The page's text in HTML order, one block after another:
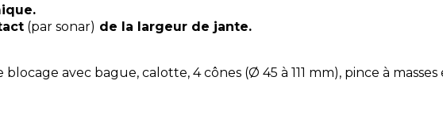
(par sonar) de la largeur de jante.
avec bague, calotte, 4 cônes (Ø 45 à 111 mm), pince à